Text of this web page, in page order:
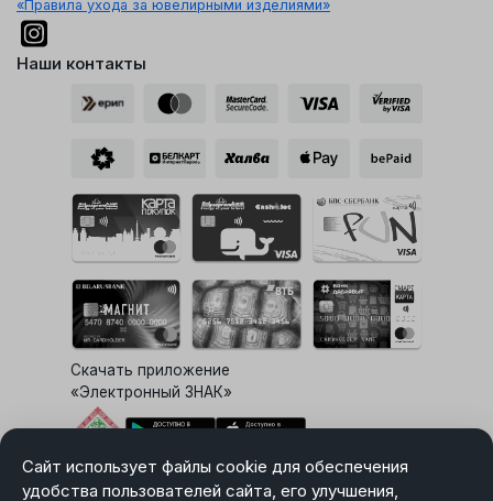
Сайт использует файлы cookie для обеспечения
удобства пользователей сайта, его улучшения,
«Правила ухода за ювелирными изделиями»
Наши контакты
Скачать приложение
«Электронный ЗНАК»
Выбор настроек Cookie